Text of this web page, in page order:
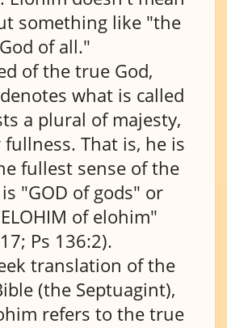
something like "the
of all."
of the true God,
what is called
a plural of majesty,
That is, he is
fullest sense of the
"GOD of gods" or
of elohim"
Ps 136:2).
translation of the
(the Septuagint),
refers to the true